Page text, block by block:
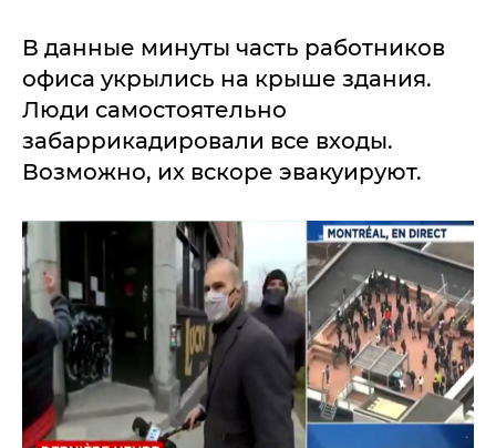
В данные минуты часть работников
офиса укрылись на крыше здания.
Люди самостоятельно
забаррикадировали все входы.
Возможно, их вскоре эвакуируют.